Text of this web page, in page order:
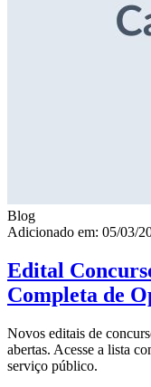
Blog
Adicionado em: 05/03/
Edital
Completa de
Novos editais de
abertas. Acesse a lista
serviço público.